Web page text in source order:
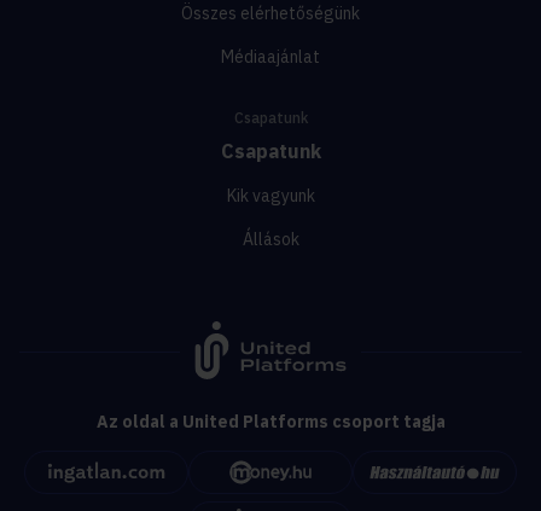
Összes elérhetőségünk
Médiaajánlat
Csapatunk
Csapatunk
Kik vagyunk
Állások
Az oldal a United Platforms csoport tagja